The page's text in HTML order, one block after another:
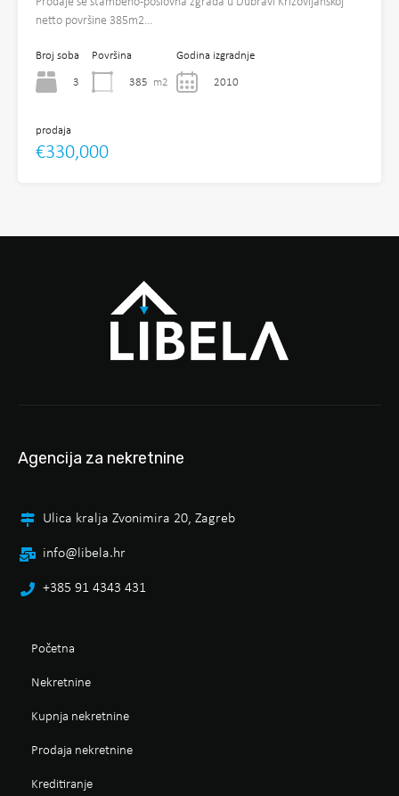
netto površine 385m2…
Broj soba
3
Površina
385 m2
Godina izgradnje
2010
prodaja
€330,000
Agencija za nekretnine
Ulica kralja Zvonimira 20, Zagreb
info@libela.hr
+385 91 4343 431
Početna
Nekretnine
Kupnja nekretnine
Prodaja nekretnine
Kreditiranje